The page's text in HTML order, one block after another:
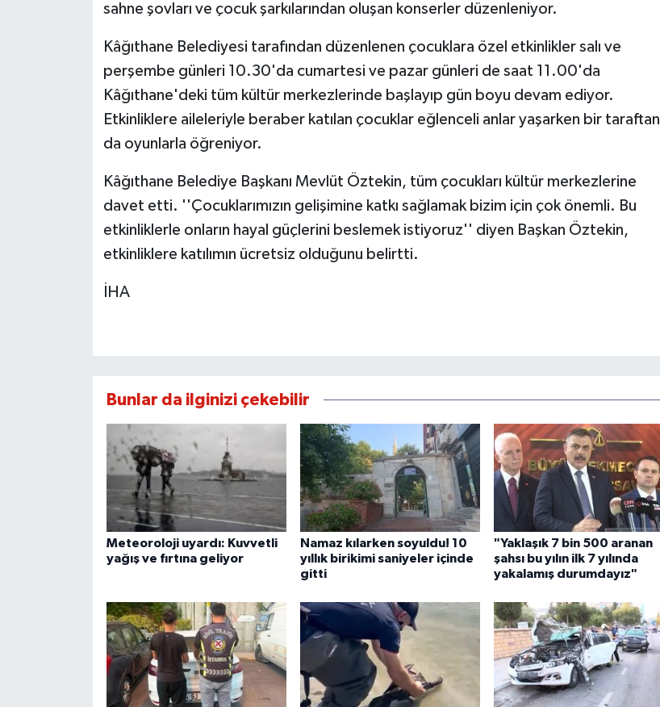
sahne şovları ve çocuk şarkılarından oluşan konserler düzenleniyor.
Kâğıthane Belediyesi tarafından düzenlenen çocuklara özel etkinlikler salı ve
perşembe günleri 10.30'da cumartesi ve pazar günleri de saat 11.00'da
Kâğıthane'deki tüm kültür merkezlerinde başlayıp gün boyu devam ediyor.
Etkinliklere aileleriyle beraber katılan çocuklar eğlenceli anlar yaşarken bir taraftan
da oyunlarla öğreniyor.
Kâğıthane Belediye Başkanı Mevlüt Öztekin, tüm çocukları kültür merkezlerine
davet etti. ''Çocuklarımızın gelişimine katkı sağlamak bizim için çok önemli. Bu
etkinliklerle onların hayal güçlerini beslemek istiyoruz'' diyen Başkan Öztekin,
etkinliklere katılımın ücretsiz olduğunu belirtti.
İHA
Bunlar da ilginizi çekebilir
Meteoroloji uyardı: Kuvvetli
yağış ve fırtına geliyor
Namaz kılarken soyuldu! 10
yıllık birikimi saniyeler içinde
gitti
"Yaklaşık 7 bin 500 aranan
şahsı bu yılın ilk 7 yılında
yakalamış durumdayız"